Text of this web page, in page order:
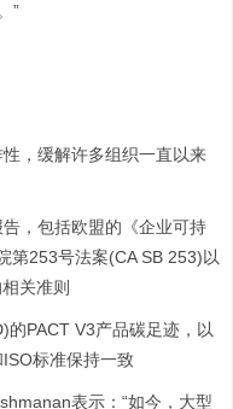
”
，缓解许多组织一直以来
，包括欧盟的《企业可持
第253号法案(CA SB 253)以
关准则
的PACT V3产品碳足迹，以
标准保持一致
表示：“如今，大型